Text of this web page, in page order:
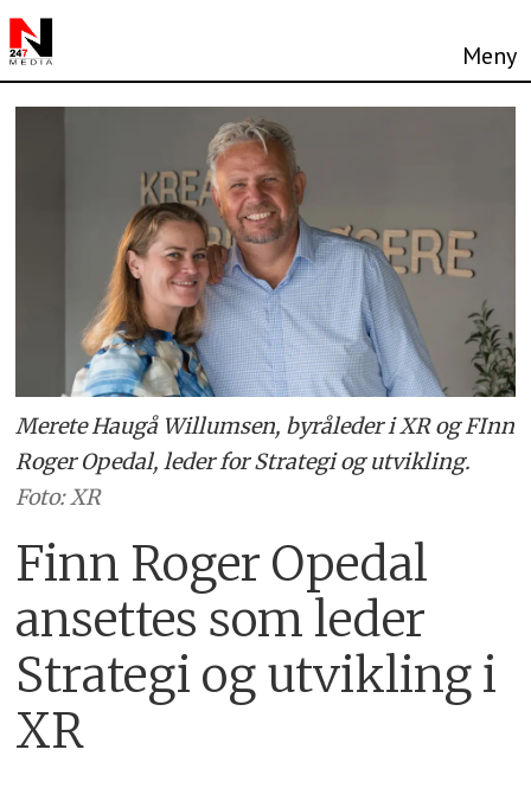
Merete Haugå Willumsen, byråleder i XR og FInn
Roger Opedal, leder for Strategi og utvikling.
Foto: XR
Finn Roger Opedal
ansettes som leder
Strategi og utvikling i
XR